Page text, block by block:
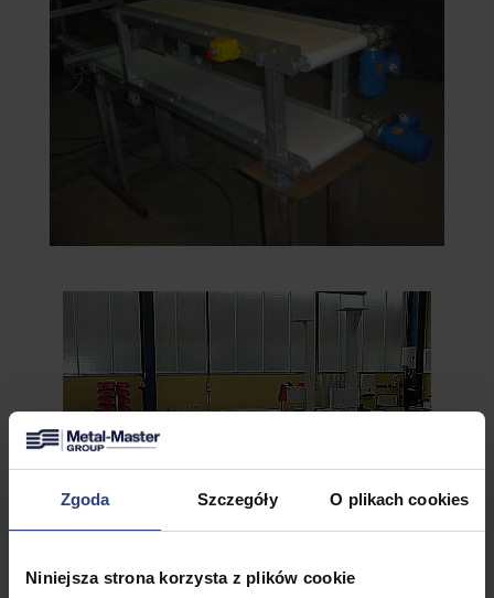
Zgoda Szczegóły O plikach cookies
Niniejsza strona korzysta z plików cookie